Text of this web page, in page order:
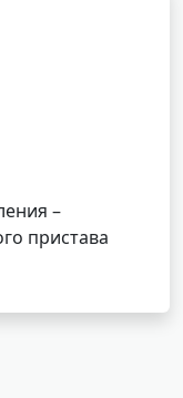
–
пристава